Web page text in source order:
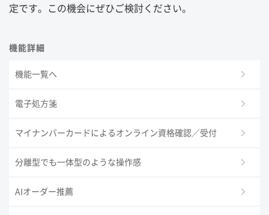
定です。この機会にぜひご検討ください。
機能詳細
機能一覧へ
電子処方箋
マイナンバーカードによるオンライン資格確認／受付
分離型でも一体型のような操作感
AIオーダー推薦